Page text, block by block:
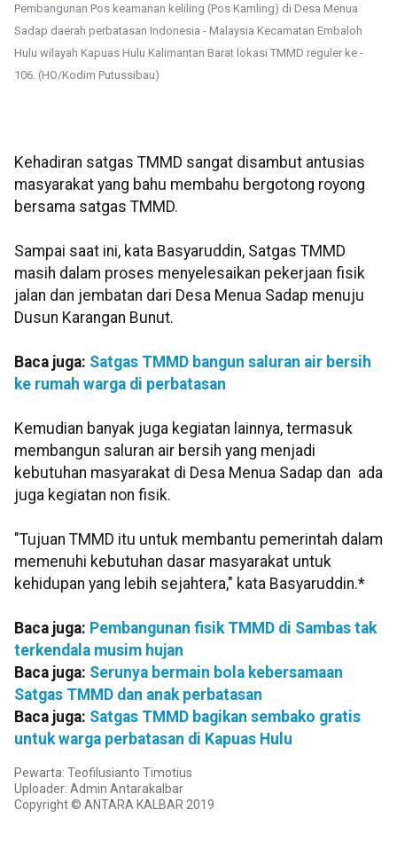
Pembangunan Pos keamanan keliling (Pos Kamling) di Desa Menua
Sadap daerah perbatasan Indonesia - Malaysia Kecamatan Embaloh
Hulu wilayah Kapuas Hulu Kalimantan Barat lokasi TMMD reguler ke -
106. (HO/Kodim Putussibau)
Kehadiran satgas TMMD sangat disambut antusias
masyarakat yang bahu membahu bergotong royong
bersama satgas TMMD.
Sampai saat ini, kata Basyaruddin, Satgas TMMD
masih dalam proses menyelesaikan pekerjaan fisik
jalan dan jembatan dari Desa Menua Sadap menuju
Dusun Karangan Bunut.
Baca juga: Satgas TMMD bangun saluran air bersih
ke rumah warga di perbatasan
Kemudian banyak juga kegiatan lainnya, termasuk
membangun saluran air bersih yang menjadi
kebutuhan masyarakat di Desa Menua Sadap dan ada
juga kegiatan non fisik.
"Tujuan TMMD itu untuk membantu pemerintah dalam
memenuhi kebutuhan dasar masyarakat untuk
kehidupan yang lebih sejahtera," kata Basyaruddin.*
Baca juga: Pembangunan fisik TMMD di Sambas tak
terkendala musim hujan
Baca juga: Serunya bermain bola kebersamaan
Satgas TMMD dan anak perbatasan
Baca juga: Satgas TMMD bagikan sembako gratis
untuk warga perbatasan di Kapuas Hulu
Pewarta: Teofilusianto Timotius
Uploader: Admin Antarakalbar
Copyright © ANTARA KALBAR 2019